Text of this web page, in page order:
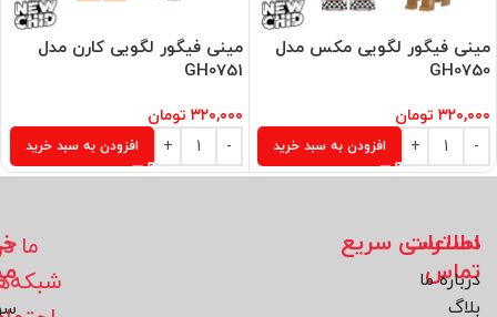
مینی فیگور لگویی مکس مدل
GH0750
۳۲۰,۰۰۰ تومان
افزودن به سبد خرید
مینی فیگور لگویی کارن مدل
GH0751
۳۲۰,۰۰۰ تومان
افزودن به سبد خرید
اطلاعات
تماس
دسترسی سریع
درباره ما
بلاگ
ما